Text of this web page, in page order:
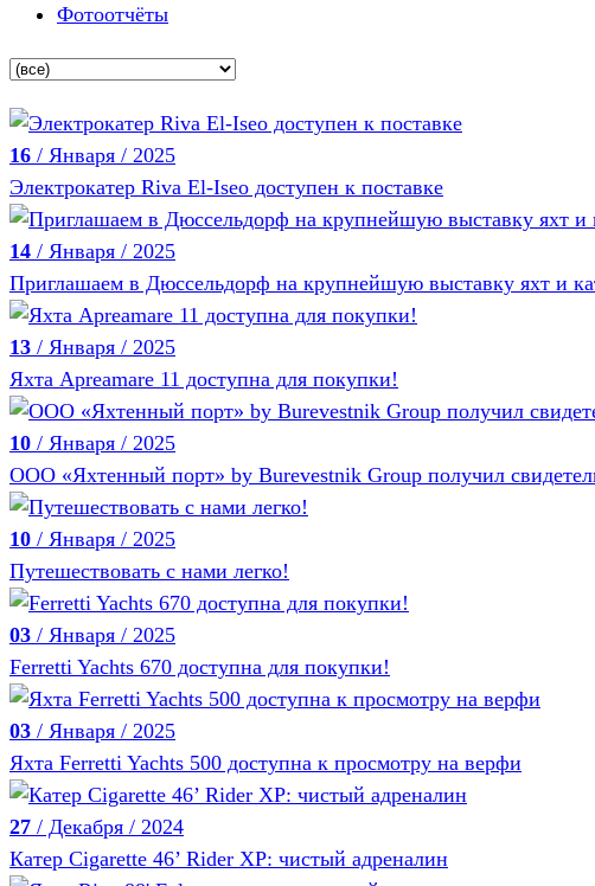
Фотоотчёты
16 / Января / 2025
Электрокатер Riva El-Iseo доступен к поставке
14 / Января / 2025
Приглашаем в Дюссельдорф на крупнейшую выставку яхт и
13 / Января / 2025
Яхта Apreamare 11 доступна для покупки!
10 / Января / 2025
ООО «Яхтенный порт» by Burevestnik Group получил
10 / Января / 2025
Путешествовать с нами легко!
03 / Января / 2025
Ferretti Yachts 670 доступна для покупки!
03 / Января / 2025
Яхта Ferretti Yachts 500 доступна к просмотру на верфи
27 / Декабря / 2024
Катер Cigarette 46’ Rider XP: чистый адреналин